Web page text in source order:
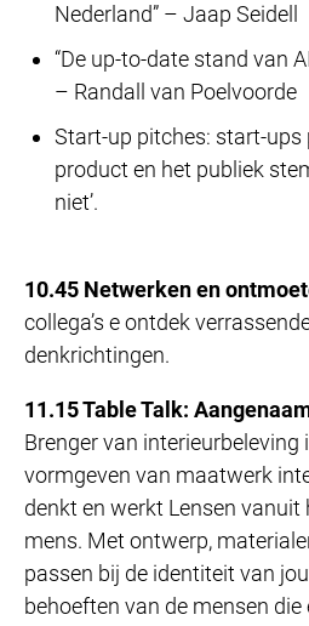
Nederland” – Jaap Seidell
“De up-to-date stand van
– Randall van Poelvoorde
Start-up pitches: start-ups
product en het publiek
niet’.
10.45 Netwerken en
collega’s e ontdek
denkrichtingen.
11.15 Table Talk:
Brenger van interieurbeleving
vormgeven van maatwerk
denkt en werkt Lensen
mens. Met ontwerp,
passen bij de identiteit van
behoeften van de mensen